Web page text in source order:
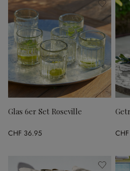
Glas 6er Set Roseville
CHF 36.95